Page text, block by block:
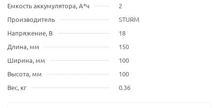
Емкость аккумулятора, А*ч
2
Производитель
STURM
Напряжение, В
18
Длина, мм
150
Ширина, мм
100
Высота, мм
100
Вес, кг
0.36